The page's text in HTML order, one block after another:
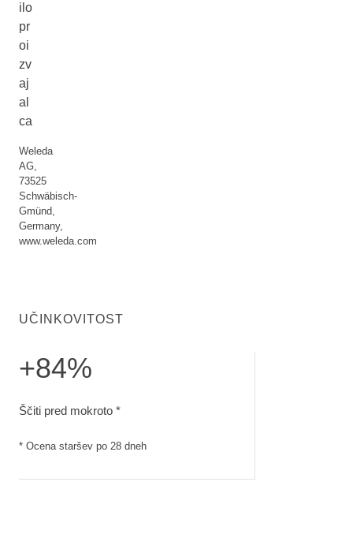
ilo
pr
oi
zv
aj
al
ca
Weleda
AG,
73525
Schwäbisch-
Gmünd,
Germany,
www.weleda.com
UČINKOVITOST
+84%
Ščiti pred mokroto *
* Ocena staršev po 28 dneh